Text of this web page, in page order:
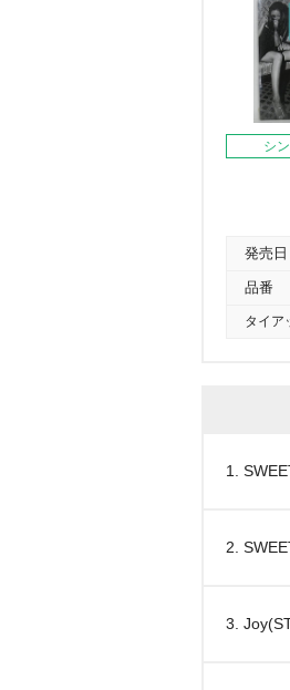
シ
発売日
品番
タイア
1.
2.
3.